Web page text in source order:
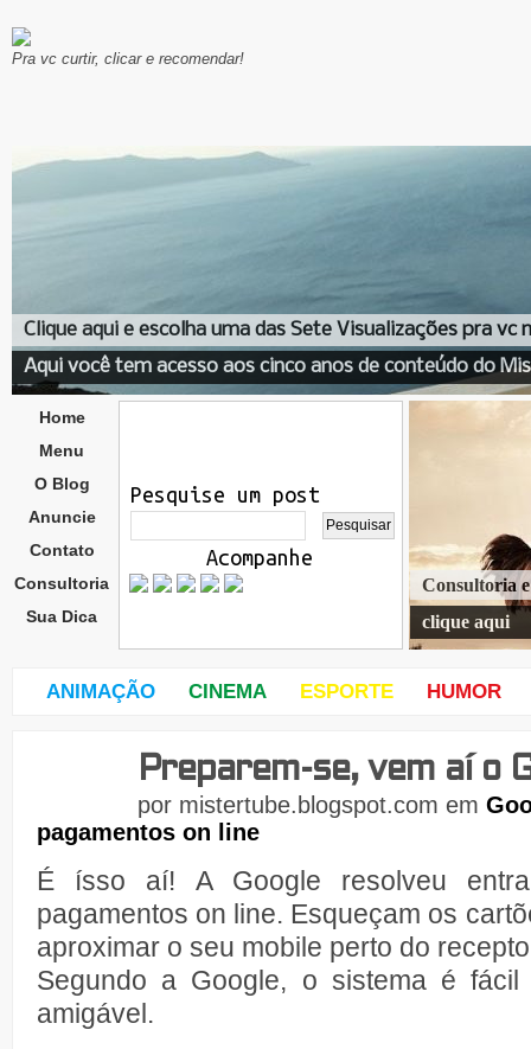
Pra vc curtir, clicar e recomendar!
Clique aqui e escolha uma das Sete Visualizações pra vc
Aqui você tem acesso aos cinco anos de conteúdo do
Home
Menu
O Blog
Anuncie
Contato
Consultoria
Sua Dica
Pesquise um post
Acompanhe
Consultoria
clique aqui
ANIMAÇÃO CINEMA ESPORTE HUMOR
feira
30
de
Preparem-se, vem aí o
por mistertube.blogspot.com em
pagamentos on line
É ísso aí! A Google resolveu
pagamentos on line. Esqueçam os
aproximar o seu mobile perto do
Segundo a Google, o sistema é
amigável.